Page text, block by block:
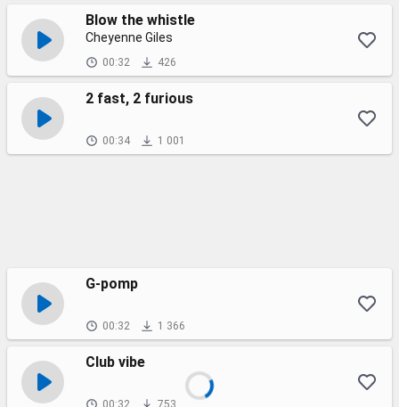
Blow the whistle
Cheyenne Giles
00:32 426
2 fast, 2 furious
00:34 1 001
G-pomp
00:32 1 366
Club vibe
00:32 753